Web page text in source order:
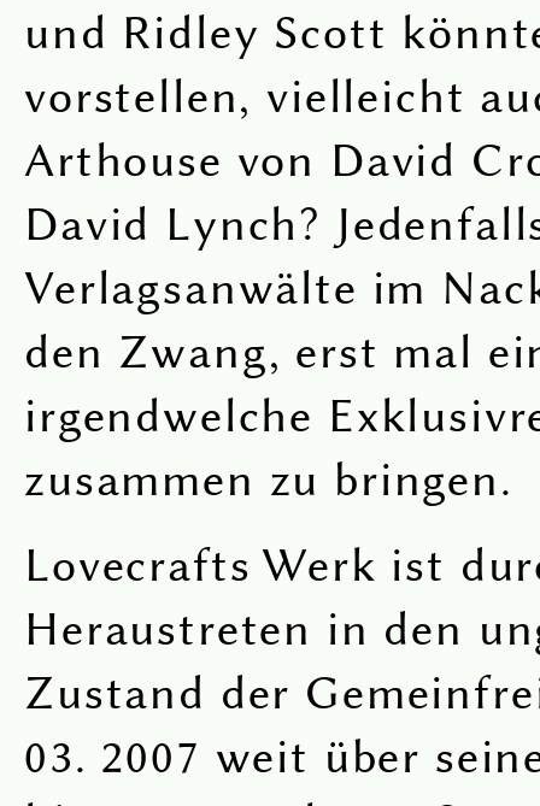
und Ridley Scott
vorstellen, vielleicht
Arthouse von David
David Lynch?
Verlagsanwälte im
den Zwang, erst mal
irgendwelche
zusammen zu bringen.
Lovecrafts Werk ist
Heraustreten in den
Zustand der
03. 2007 weit über